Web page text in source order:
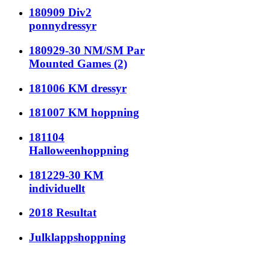
180909 Div2
ponnydressyr
180929-30 NM/SM Par
Mounted Games (2)
181006 KM dressyr
181007 KM hoppning
181104
Halloweenhoppning
181229-30 KM
individuellt
2018 Resultat
Julklappshoppning